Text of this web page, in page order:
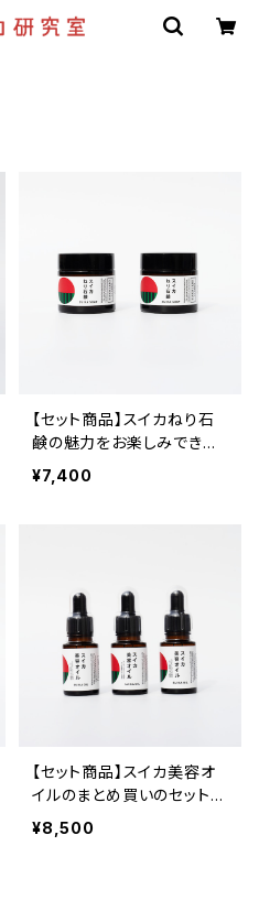
【セット商品】スイカねり石
鹸の魅力をお楽しみできる
お得なセットです！スイカね
り石鹸 50ml×2個セット
¥7,400
【セット商品】スイカ美容オ
イルのまとめ買いのセットで
す！スイカ美容オイル 20ml
×3本セット
¥8,500